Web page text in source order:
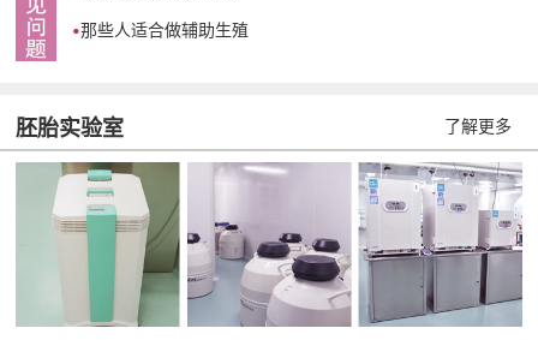
那些人适合做辅助生殖
胚胎实验室 了解更多